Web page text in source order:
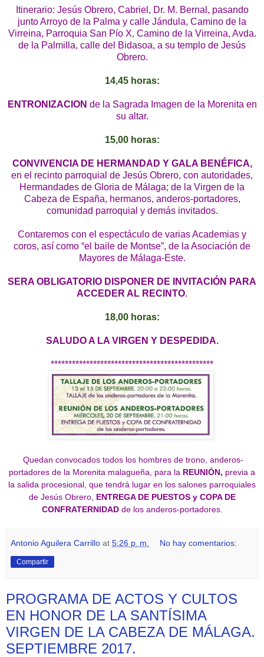
Itinerario: Jesús Obrero, Cabriel, Dr. M. Bernal, pasando
junto Arroyo de la Palma y calle Jándula, Camino de la
Virreina, Parroquia San Pío X, Camino de la Virreina, Avda.
de la Palmilla, calle del Bidasoa, a su templo de Jesús
Obrero.
14,45 horas:
ENTRONIZACION de la Sagrada Imagen de la Morenita en
su altar.
15,00 horas:
CONVIVENCIA DE HERMANDAD Y GALA BENÉFICA,
en el recinto parroquial de Jesús Obrero, con autoridades,
Hermandades de Gloria de Málaga; de la Virgen de la
Cabeza de España, hermanos, anderos-portadores,
comunidad parroquial y demás invitados.
Contaremos con el espectáculo de varias Academias y
coros, así como “el baile de Montse”, de la Asociación de
Mayores de Málaga-Este.
SERA OBLIGATORIO DISPONER DE INVITACIÓN PARA
ACCEDER AL RECINTO.
18,00 horas:
SALUDO A LA VIRGEN Y DESPEDIDA.
**********************************************
Quedan convocados todos los hombres de trono, anderos-
portadores de la Morenita malagueña, para la REUNIÓN, previa a
la salida procesional, que tendrá lugar en los salones parroquiales
de Jesús Obrero, ENTREGA DE PUESTOS y COPA DE
CONFRATERNIDADde los anderos-portadores.
Antonio Aguilera Carrillo at 5:26 p. m. No hay comentarios:
Compartir
PROGRAMA DE ACTOS Y CULTOS
EN HONOR DE LA SANTÍSIMA
VIRGEN DE LA CABEZA DE MÁLAGA.
SEPTIEMBRE 2017.